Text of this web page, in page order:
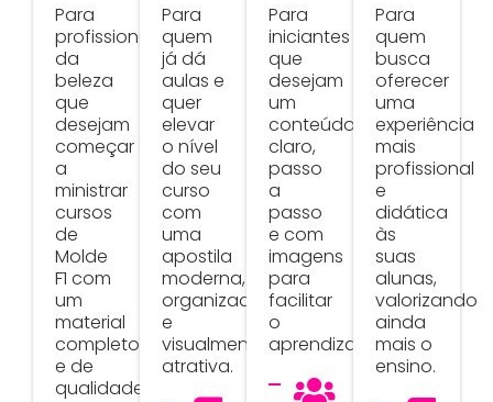
Para
profissionais
da
beleza
que
desejam
começar
a
ministrar
cursos
de
Molde
F1 com
um
material
completo
e de
qualidade.
Para
quem
já dá
aulas e
quer
elevar
o nível
do seu
curso
com
uma
apostila
moderna,
organizada
e
visualmente
atrativa.
Para
iniciantes
que
desejam
um
conteúdo
claro,
passo
a
passo
e com
imagens
para
facilitar
o
aprendizado.
Para
quem
busca
oferecer
uma
experiência
mais
profissional
e
didática
às
suas
alunas,
valorizando
ainda
mais o
ensino.